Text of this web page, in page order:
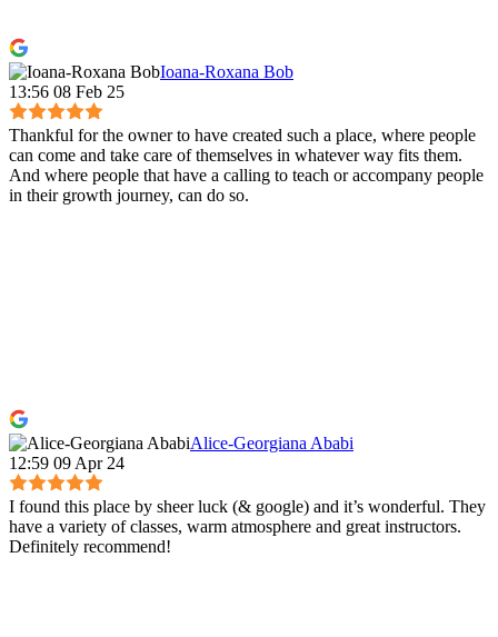
Ioana-Roxana Bob
13:56 08 Feb 25
Thankful for the owner to have created such a place, where people
can come and take care of themselves in whatever way fits them.
And where people that have a calling to teach or accompany people
in their growth journey, can do so.
Alice-Georgiana Ababi
12:59 09 Apr 24
I found this place by sheer luck (& google) and it’s wonderful. They
have a variety of classes, warm atmosphere and great instructors.
Definitely recommend!